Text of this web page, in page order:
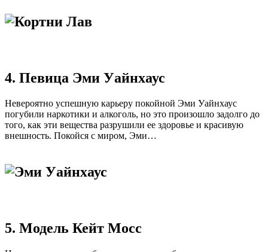
4. Певица Эми Уайнхаус
Невероятно успешную карьеру покойной Эми Уайнхаус
погубили наркотики и алкоголь, но это произошло задолго до
того, как эти вещества разрушили ее здоровье и красивую
внешность. Покойся с миром, Эми…
5. Модель Кейт Мосс